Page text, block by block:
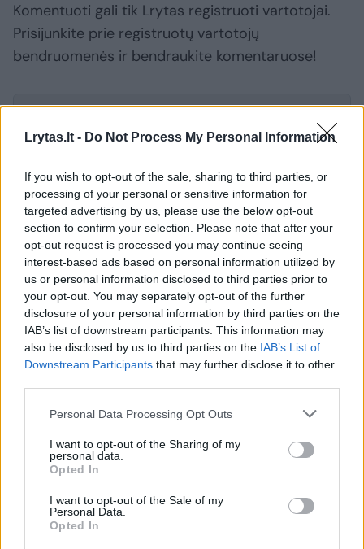
Lrytas.lt - Do Not Process My Personal Information
If you wish to opt-out of the sale, sharing to third parties, or
processing of your personal or sensitive information for
targeted advertising by us, please use the below opt-out
section to confirm your selection. Please note that after your
opt-out request is processed you may continue seeing
interest-based ads based on personal information utilized by
us or personal information disclosed to third parties prior to
your opt-out. You may separately opt-out of the further
disclosure of your personal information by third parties on the
IAB’s list of downstream participants. This information may
also be disclosed by us to third parties on the IAB’s List of
Downstream Participants that may further disclose it to other
Personal Data Processing Opt Outs
I want to opt-out of the Sharing of my
personal data.
Opted In
I want to opt-out of the Sale of my
Personal Data.
Opted In
Komentuoti gali tik Lrytas registruoti vartotojai.
Prisijunkite prie registruotų vartotojų
bendruomenės ir bendraukite komentaruose!
Žmonės Veidai ir vardai
Arūnas Valinskas išklojo, ką mano
apie Oksanos Pikul ir Dominyko
Dirksčio skyrybas